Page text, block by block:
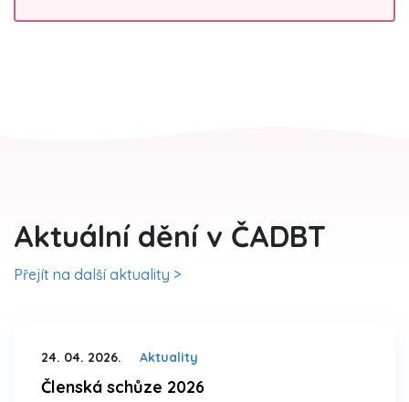
Aktuální dění v ČADBT
Přejít na další aktuality >
24. 04. 2026. Aktuality
Členská schůze 2026